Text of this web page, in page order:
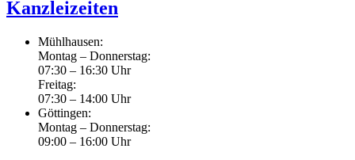
Kanzleizeiten
Mühlhausen:
Montag – Donnerstag:
07:30 – 16:30 Uhr
Freitag:
07:30 – 14:00 Uhr
Göttingen:
Montag – Donnerstag:
09:00 – 16:00 Uhr